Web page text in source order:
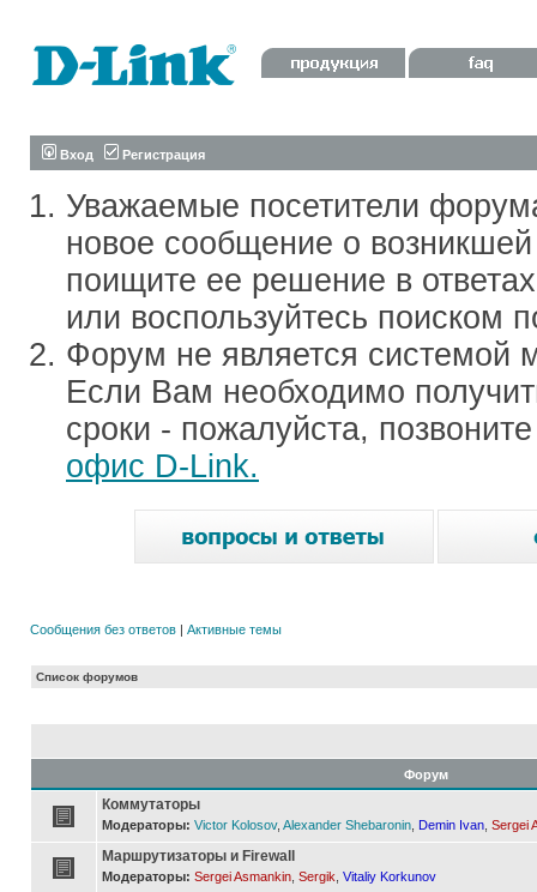
Вход Регистрация
Уважаемые посетители
новое сообщение о
поищите ее решение в
или воспользуйтесь поиском
Форум не является системой
Если Вам необходимо
сроки - пожалуйста,
офис D-Link.
Сообщения без ответов | Активные темы
Список форумов
Форум
Коммутаторы
Модераторы: Victor Kolosov, Alexander Shebaronin Demin Ivan Sergei
Маршрутизаторы и Firewall
Модераторы: Sergei Asmankin Sergik Vitaliy Korkunov